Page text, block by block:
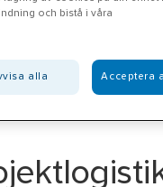
och bistå i våra
alla Acceptera